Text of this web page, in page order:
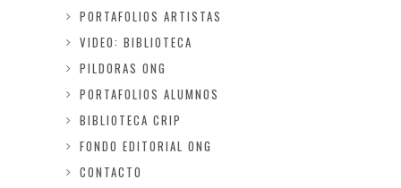
PORTAFOLIOS ARTISTAS
VIDEO: BIBLIOTECA
PILDORAS ONG
PORTAFOLIOS ALUMNOS
BIBLIOTECA CRIP
FONDO EDITORIAL ONG
CONTACTO